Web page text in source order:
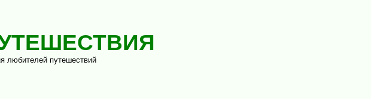
любителей путешествий